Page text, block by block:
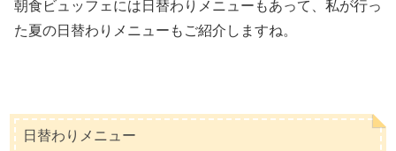
朝食ビュッフェには日替わりメニューもあって、私が行っ
た夏の日替わりメニューもご紹介しますね。
日替わりメニュー